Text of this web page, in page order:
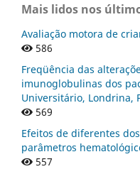
Mais lidos nos
Avaliação motora de
586
Freqüência das
imunoglobulinas dos
Universitário, Londrina,
569
Efeitos de diferentes
parâmetros
557